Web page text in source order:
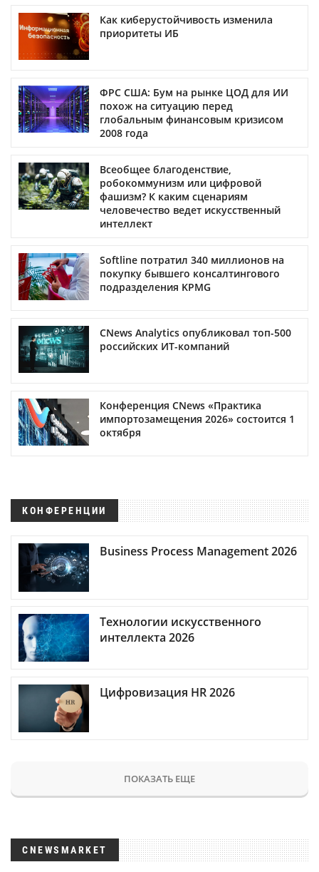
Как киберустойчивость изменила
приоритеты ИБ
ФРС США: Бум на рынке ЦОД для ИИ
похож на ситуацию перед
глобальным финансовым кризисом
2008 года
Всеобщее благоденствие,
робокоммунизм или цифровой
фашизм? К каким сценариям
человечество ведет искусственный
интеллект
Softline потратил 340 миллионов на
покупку бывшего консалтингового
подразделения KPMG
CNews Analytics опубликовал топ-500
российских ИТ-компаний
Конференция CNews «Практика
импортозамещения 2026» состоится 1
октября
КОНФЕРЕНЦИИ
Business Process Management 2026
Технологии искусственного
интеллекта 2026
Цифровизация HR 2026
ПОКАЗАТЬ ЕЩЕ
CNEWSMARKET